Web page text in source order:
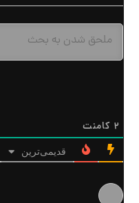
2 کامنت
قدیمی‌ترین